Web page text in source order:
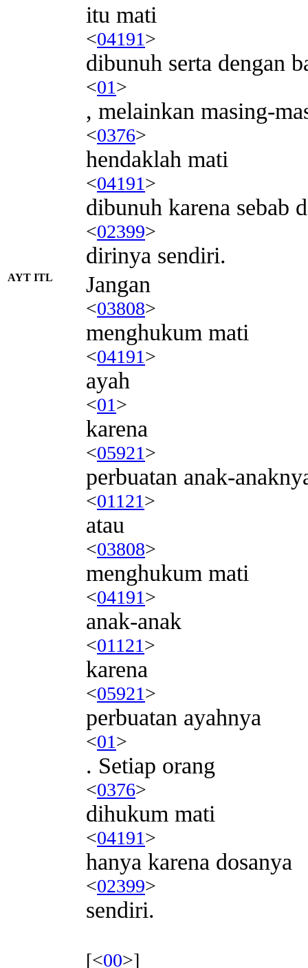
itu mati
<04191>
dibunuh serta dengan
<01>
, melainkan masing-
<0376>
hendaklah mati
<04191>
dibunuh karena sebab
<02399>
dirinya sendiri.
AYT ITL Jangan
<03808>
menghukum mati
<04191>
ayah
<01>
karena
<05921>
perbuatan anak-
<01121>
atau
<03808>
menghukum mati
<04191>
anak-anak
<01121>
karena
<05921>
perbuatan ayahnya
<01>
. Setiap orang
<0376>
dihukum mati
<04191>
hanya karena dosanya
<02399>
sendiri.
[<00>]